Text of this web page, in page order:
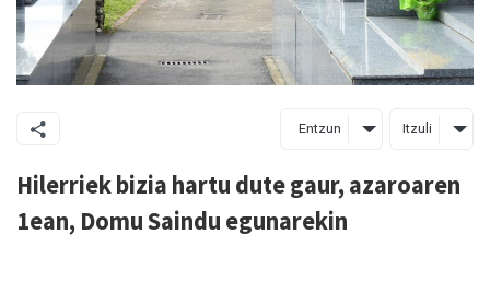
Entzun Itzuli
Hilerriek bizia hartu dute gaur, azaroaren
1ean, Domu Saindu egunarekin